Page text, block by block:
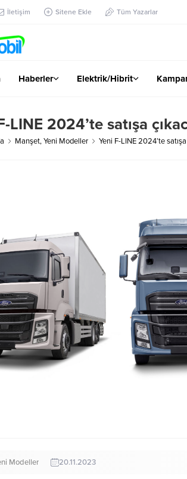
İletişim Sitene Ekle Tüm Yazarlar
Haberler Elektrik/Hibrit
LINE 2024’te satışa
Manşet,Yeni Modeller Yeni F-LINE 2024’te
Modeller 20.11.2023